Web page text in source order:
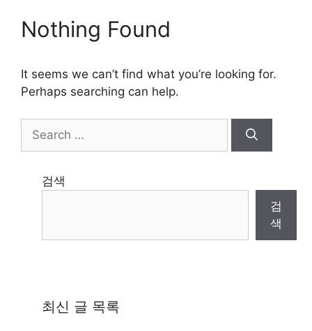
Nothing Found
It seems we can’t find what you’re looking for.
Perhaps searching can help.
for:
검색
검
색
최신 글 목록